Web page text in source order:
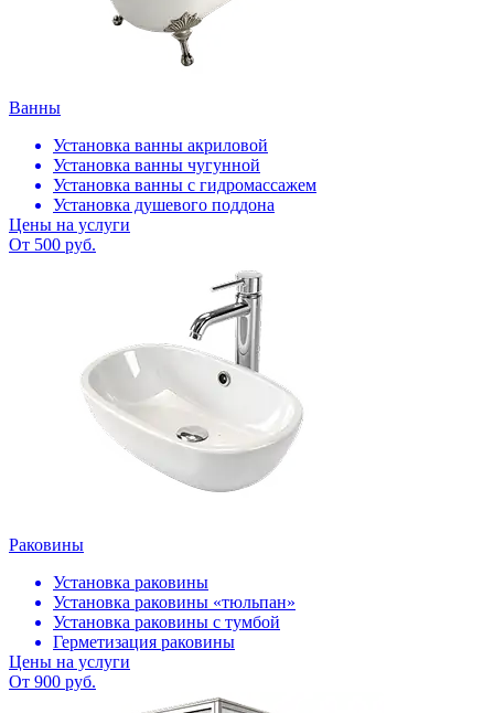
Ванны
Установка ванны акриловой
Установка ванны чугунной
Установка ванны с гидромассажем
Установка душевого поддона
Цены на услуги
От 500 руб.
Раковины
Установка раковины
Установка раковины «тюльпан»
Установка раковины с тумбой
Герметизация раковины
Цены на услуги
От 900 руб.